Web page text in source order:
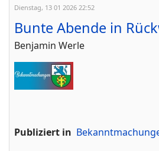
Dienstag, 13 01 2026 22:52
Bunte Abende in
Benjamin Werle
Publiziert in